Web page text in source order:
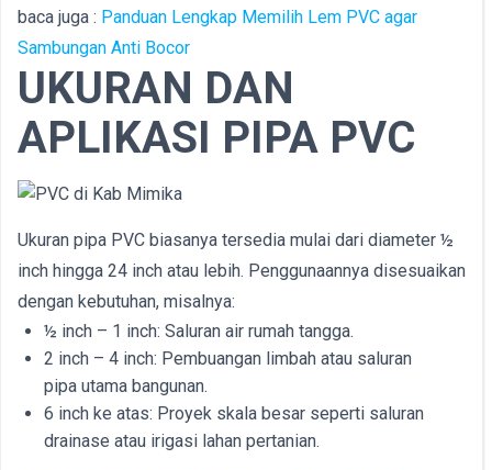
baca juga : Panduan Lengkap Memilih Lem PVC agar
Sambungan Anti Bocor
UKURAN DAN
APLIKASI PIPA PVC
Ukuran pipa PVC biasanya tersedia mulai dari diameter ½
inch hingga 24 inch atau lebih. Penggunaannya disesuaikan
dengan kebutuhan, misalnya:
½ inch – 1 inch: Saluran air rumah tangga.
2 inch – 4 inch: Pembuangan limbah atau saluran
pipa utama bangunan.
6 inch ke atas: Proyek skala besar seperti saluran
drainase atau irigasi lahan pertanian.